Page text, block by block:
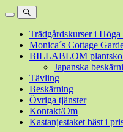
MenySök
Trädgårdskurser i Höga
Monica´s Cottage
BILLABLOM
Japanska
Tävling
Beskärning
Övriga tjänster
Kontakt/Om
Kastanjestaket bäst i